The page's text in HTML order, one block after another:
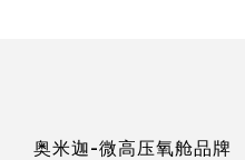
奥米迦-微高压氧舱品牌